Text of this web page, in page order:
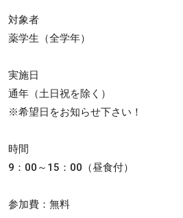
対象者
薬学生（全学年）
実施日
通年（土日祝を除く）
※希望日をお知らせ下さい！
時間
9：00～15：00（昼食付）
参加費：無料